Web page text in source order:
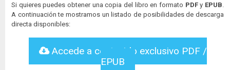
Si quieres puedes obtener una copia del libro en formato PDFy EPUB
A continuación te mostramos un listado de posibilidades de descarga
directa disponibles:
Accede a contenido exclusivo PDF /
EPUB